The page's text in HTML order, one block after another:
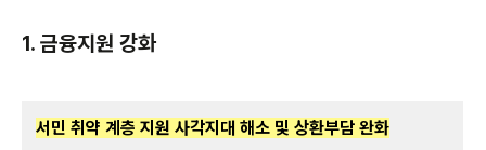
1. 금융지원 강화
서민 취약 계층 지원 사각지대 해소 및 상환부담 완화